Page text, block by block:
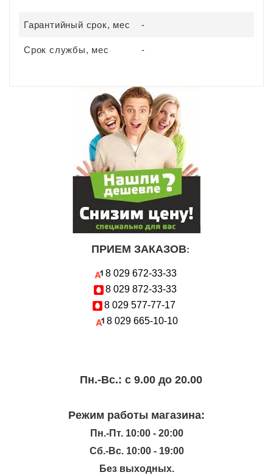
Гарантийный срок, мес -
Срок службы, мес -
ПРИЕМ ЗАКАЗОВ:
8 029 672-33-33
8 029 872-33-33
8 029 577-77-17
8 029 665-10-10
Пн.-Вc.: с 9.00 до 20.00
Режим работы магазина:
Пн.-Пт. 10:00 - 20:00
Сб.-Вс. 10:00 - 19:00
Без выходных.